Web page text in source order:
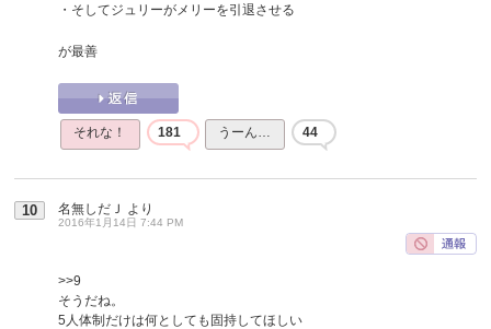
・そしてジュリーがメリーを引退させる
が最善
それな！ 181 うーん… 44
10 名無しだＪ より
2016年1月14日 7:44 PM
>>9
そうだね。
5人体制だけは何としても固持してほしい